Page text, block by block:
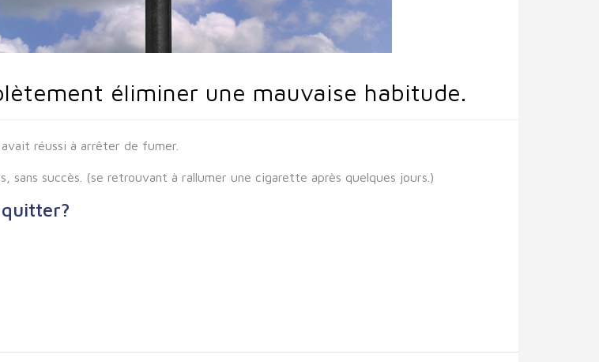
éliminer une mauvaise habitude.
réussi à arrêter de fumer.
sans succès. (se retrouvant à rallumer une cigarette après quelques jours.)